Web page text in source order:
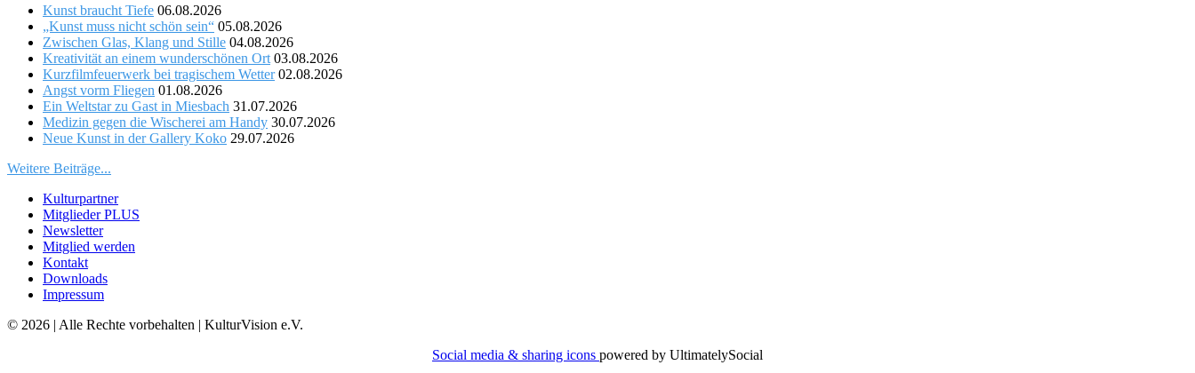
Kunst braucht Tiefe 06.08.2026
„Kunst muss nicht schön sein“ 05.08.2026
Zwischen Glas, Klang und Stille 04.08.2026
Kreativität an einem wunderschönen Ort 03.08.2026
Kurzfilmfeuerwerk bei tragischem Wetter 02.08.2026
Angst vorm Fliegen 01.08.2026
Ein Weltstar zu Gast in Miesbach 31.07.2026
Medizin gegen die Wischerei am Handy 30.07.2026
Neue Kunst in der Gallery Koko 29.07.2026
Weitere Beiträge...
Kulturpartner
Mitglieder PLUS
Newsletter
Mitglied werden
Kontakt
Downloads
Impressum
© 2026 | Alle Rechte vorbehalten | KulturVision e.V.
Social media & sharing icons powered by UltimatelySocial